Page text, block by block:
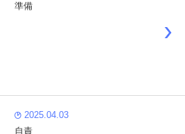
準備
2025.04.03
自責